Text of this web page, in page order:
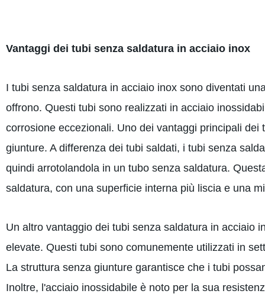
Vantaggi dei tubi senza saldatura in acciaio inox
I tubi senza saldatura in acciaio inox sono diventati
offrono. Questi tubi sono realizzati in acciaio
corrosione eccezionali. Uno dei vantaggi principali
giunture. A differenza dei tubi saldati, i tubi senza
quindi arrotolandola in un tubo senza saldatura.
saldatura, con una superficie interna più liscia e una
Un altro vantaggio dei tubi senza saldatura in acciaio
elevate. Questi tubi sono comunemente utilizzati in
La struttura senza giunture garantisce che i tubi
Inoltre, l'acciaio inossidabile è noto per la sua